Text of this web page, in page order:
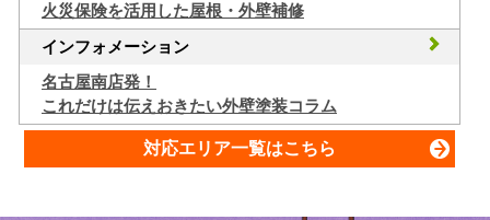
火災保険を活用した屋根・外壁補修
インフォメーション
名古屋南店発！
これだけは伝えおきたい外壁塗装コラム
対応エリア一覧はこちら